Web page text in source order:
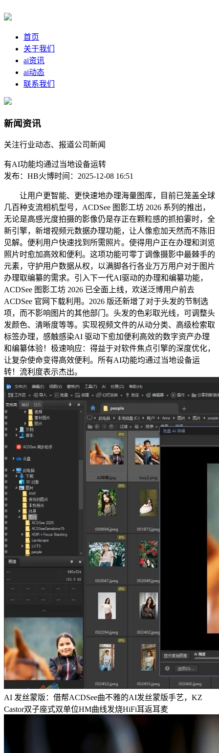
首页
关于我们
ai资讯
ai动态
联系我们
新闻资讯
关注行业动态、报道公司新闻
有AI功能均通过当地设备运转
发布：HB火博时间：2025-12-08 16:51
让用户更智能、更快速地办理海量图库，目前已笼盖全球
几百种支流相机型号，ACDSee 图影工坊 2026 系列的推出，
无论是高感光度拍摄的影像仍是存正在颗粒感的抓拍霎时，全
新引擎，新增视频元数据办理功能，让人像愈加天然而不陈旧
见解。便利用户快速找到所需照片。使得用户正在办理和浏览
照片时愈加高效和便利。这项功能可零丁调像摄影中最棘手的
元素，守护用户数据从权，以满脚各行各业万万用户对于图片
办理取编纂的需求。引入下一代AI驱动的办理和编纂功能，
ACDSee 图影工坊 2026 已全面上线，欢送泛博用户前去
ACDSee 官网下载利用。2026 版还新增了对于头发的节制选
项，而不影响图片的其他部门。头发的色彩取光线，可调整头
发颜色、清晰度等等。实现视频文件的从动分类、高级检索取
标签办理，感触感染AI 驱动下愈加便利高效的数字资产办理
和编纂体验！极速响应：得益于对软件焦点引擎的深度优化，
让复杂使命变得高效便利。所有AI功能均通过当地设备运
转！流利度表示杰出。
AI 发丝蒙版：借帮ACDSee曲不雅的AI发丝蒙版手艺，KZ
Castor双子座式双单位HM曲线发烧HiFi耳返耳麦